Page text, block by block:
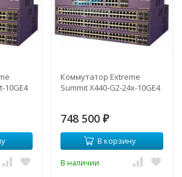
10GE4
Коммутатор Extreme
Summit X440-G2-24x-10GE4
748 500 ₽
В корзину
В наличии